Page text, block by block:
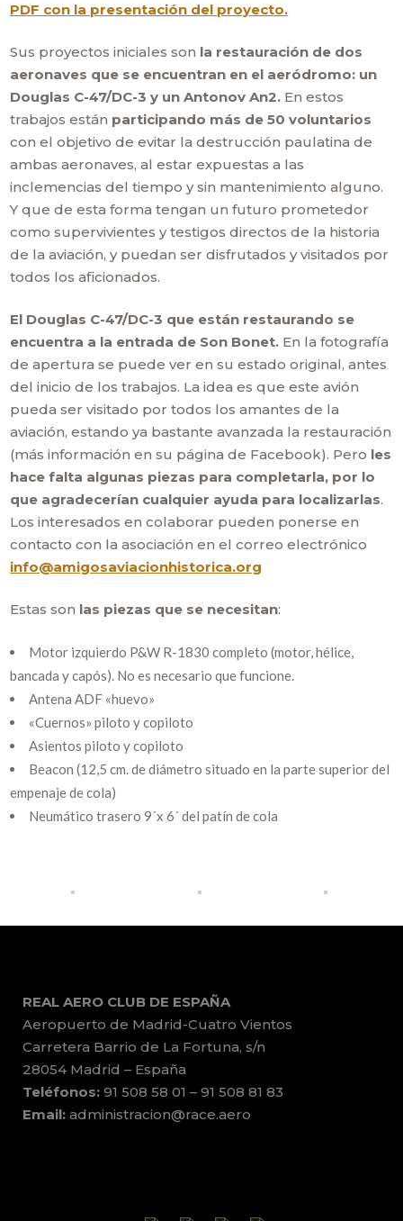
PDF con la presentación del proyecto.
Sus proyectos iniciales son la restauración de dos
aeronaves que se encuentran en el aeródromo: un
Douglas C-47/DC-3 y un Antonov An2. En estos
trabajos están participando más de 50 voluntarios
con el objetivo de evitar la destrucción paulatina de
ambas aeronaves, al estar expuestas a las
inclemencias del tiempo y sin mantenimiento alguno.
Y que de esta forma tengan un futuro prometedor
como supervivientes y testigos directos de la historia
de la aviación, y puedan ser disfrutados y visitados por
todos los aficionados.
El Douglas C-47/DC-3 que están restaurando se
encuentra a la entrada de Son Bonet. En la fotografía
de apertura se puede ver en su estado original, antes
del inicio de los trabajos. La idea es que este avión
pueda ser visitado por todos los amantes de la
aviación, estando ya bastante avanzada la restauración
(más información en su página de Facebook). Pero les
hace falta algunas piezas para completarla, por lo
que agradecerían cualquier ayuda para localizarlas.
Los interesados en colaborar pueden ponerse en
contacto con la asociación en el correo electrónico
info@amigosaviacionhistorica.org
Estas son las piezas que se necesitan:
Motor izquierdo P&W R-1830 completo (motor, hélice,
bancada y capós). No es necesario que funcione.
Antena ADF «huevo»
«Cuernos» piloto y copiloto
Asientos piloto y copiloto
Beacon (12,5 cm. de diámetro situado en la parte superior del
empenaje de cola)
Neumático trasero 9´x 6´ del patín de cola
REAL AERO CLUB DE ESPAÑA
Aeropuerto de Madrid-Cuatro Vientos
Carretera Barrio de La Fortuna, s/n
28054 Madrid – España
Teléfonos: 91 508 58 01 – 91 508 81 83
Email: administracion@race.aero